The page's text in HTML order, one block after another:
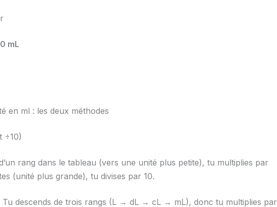
mL
en ml : les deux méthodes
÷10)
rang dans le tableau (vers une unité plus petite), tu multiplies par
(unité plus grande), tu divises par 10.
Tu descends de trois rangs (L → dL → cL → mL), donc tu multiplies par